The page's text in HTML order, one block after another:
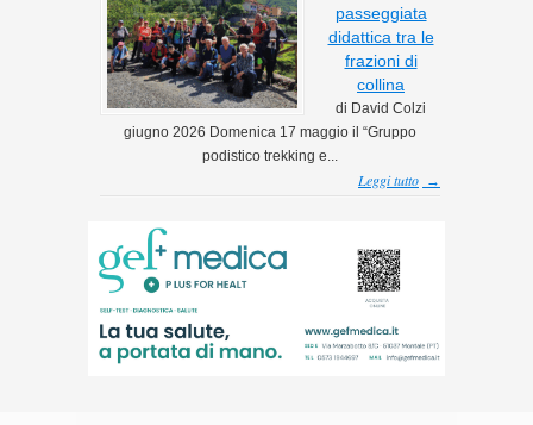
passeggiata
didattica tra le
frazioni di
collina
di David Colzi
giugno 2026 Domenica 17 maggio il “Gruppo
podistico trekking e...
Leggi tutto →